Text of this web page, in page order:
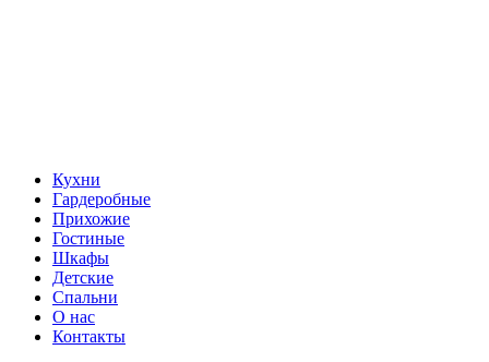
Кухни
Гардеробные
Прихожие
Гостиные
Шкафы
Детские
Спальни
О нас
Контакты